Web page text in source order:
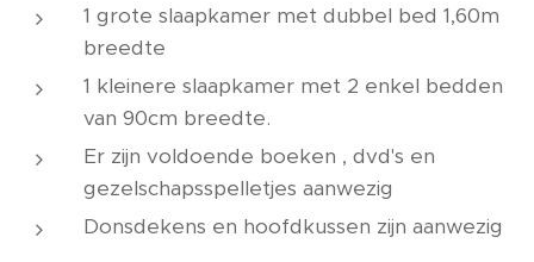
1 grote slaapkamer met dubbel bed 1,60m
breedte
1 kleinere slaapkamer met 2 enkel bedden
van 90cm breedte.
Er zijn voldoende boeken , dvd's en
gezelschapsspelletjes aanwezig
Donsdekens en hoofdkussen zijn aanwezig